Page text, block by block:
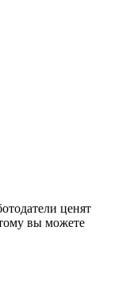
ценят
вы можете